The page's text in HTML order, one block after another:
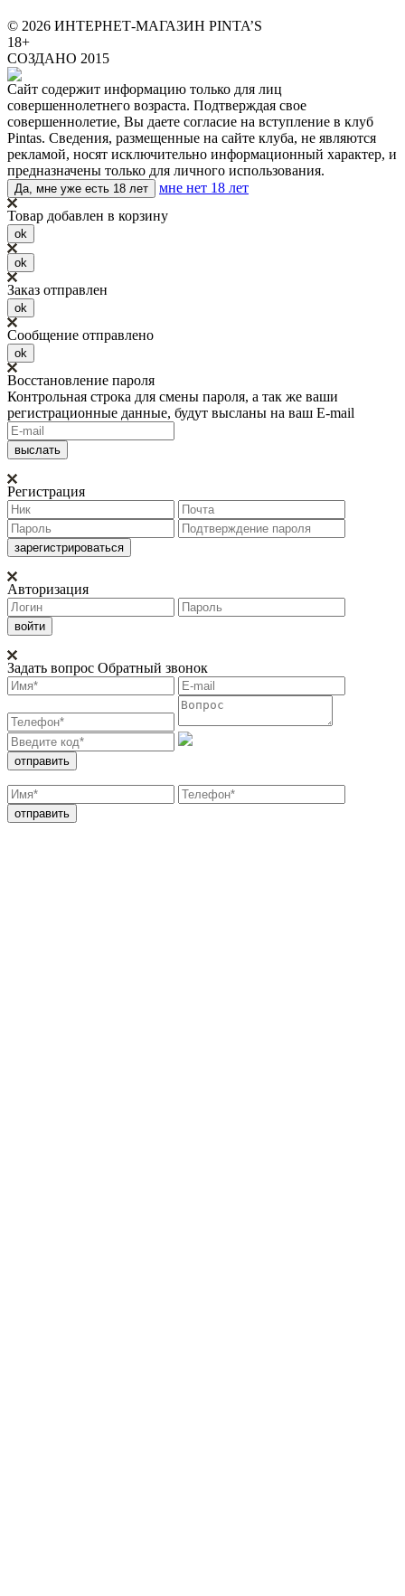
© 2026 ИНТЕРНЕТ-МАГАЗИН PINTA’S
18+
СОЗДАНО 2015
Сайт содержит информацию только для лиц
совершеннолетнего возраста. Подтверждая свое
совершеннолетие, Вы даете согласие на вступление в клуб
Pintas. Сведения, размещенные на сайте клуба, не являются
рекламой, носят исключительно информационный характер, и
предназначены только для личного использования.
Да, мне уже есть 18 лет
мне нет 18 лет
Товар добавлен в корзину
ok
ok
Заказ отправлен
ok
Сообщение отправлено
ok
Восстановление пароля
Контрольная строка для смены пароля, а так же ваши
регистрационные данные, будут высланы на ваш E-mail
Регистрация
Авторизация
Задать вопрос Обратный звонок